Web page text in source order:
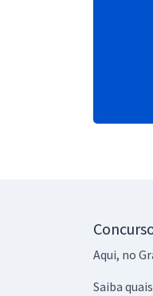
Aqui, no
Saiba